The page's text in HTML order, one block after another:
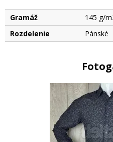
Gramáž
145 g/
Rozdelenie
Pánské